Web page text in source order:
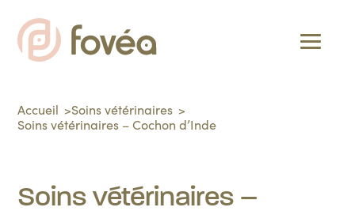
Accueil
Soins vétérinaires
Soins vétérinaires – Cochon d’Inde
Soins vétérinaires –